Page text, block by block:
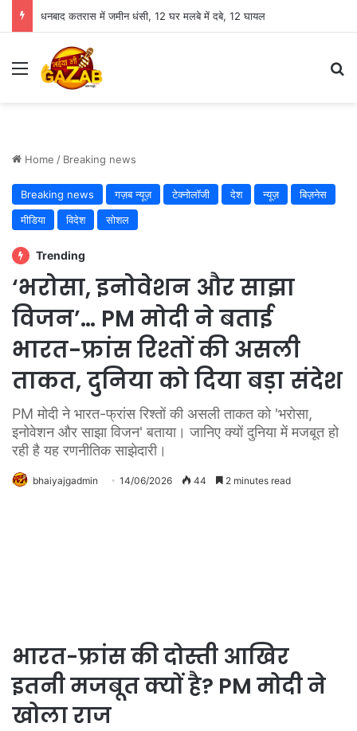
धनबाद कतरास में जमीन धंसी, 12 घर मलबे में दबे, 12 घायल
Menu
Home / Breaking news
Breaking news गज़ब न्यूज़ टेक्नोलॉजी देश न्यूज़
बिज़नेस
मीडिया
विदेश सोशल
Trending
‘भरोसा, इनोवेशन और साझा
विजन’… PM मोदी ने बताई
भारत-फ्रांस रिश्तों की असली
ताकत, दुनिया को दिया बड़ा संदेश
PM मोदी ने भारत-फ्रांस रिश्तों की असली ताकत को 'भरोसा,
इनोवेशन और साझा विजन' बताया। जानिए क्यों दुनिया में मजबूत हो
रही है यह रणनीतिक साझेदारी।
bhaiyajgadmin 14/06/2026 44 2 minutes read
भारत-फ्रांस की दोस्ती आखिर
इतनी मजबूत क्यों है? PM मोदी ने
खोला राज